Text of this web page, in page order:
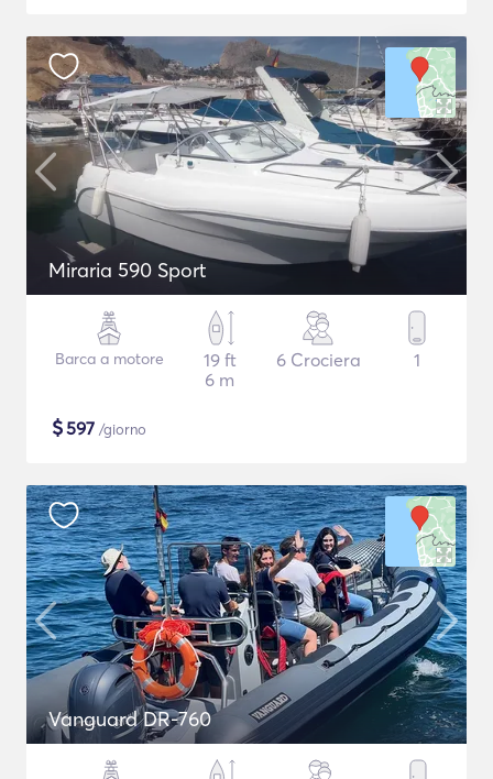
Miraria 590 Sport
Barca a motore
19 ft
6 m
6 Crociera 1
$597 /giorno
Vanguard DR-760